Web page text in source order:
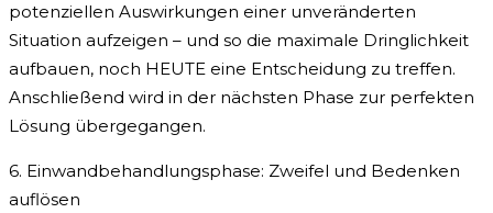
potenziellen Auswirkungen einer unveränderten
Situation aufzeigen – und so die maximale Dringlichkeit
aufbauen, noch HEUTE eine Entscheidung zu treffen.
Anschließend wird in der nächsten Phase zur perfekten
Lösung übergegangen.
6. Einwandbehandlungsphase: Zweifel und Bedenken
auflösen